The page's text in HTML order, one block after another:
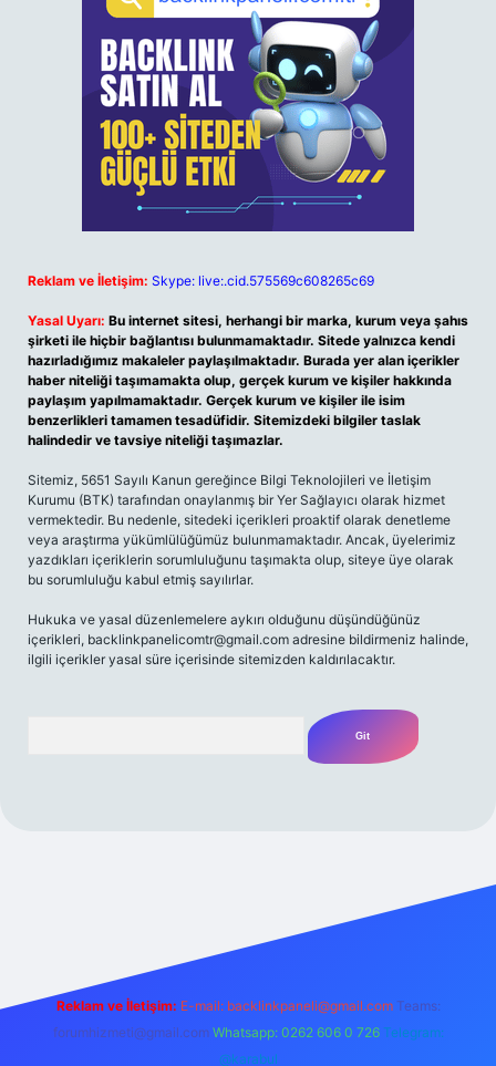
Reklam ve İletişim: Skype: live:.cid.575569c608265c69
Yasal Uyarı: Bu internet sitesi, herhangi bir marka, kurum veya şahıs
şirketi ile hiçbir bağlantısı bulunmamaktadır. Sitede yalnızca kendi
hazırladığımız makaleler paylaşılmaktadır. Burada yer alan içerikler
haber niteliği taşımamakta olup, gerçek kurum ve kişiler hakkında
paylaşım yapılmamaktadır. Gerçek kurum ve kişiler ile isim
benzerlikleri tamamen tesadüfidir. Sitemizdeki bilgiler taslak
halindedir ve tavsiye niteliği taşımazlar.
Sitemiz, 5651 Sayılı Kanun gereğince Bilgi Teknolojileri ve İletişim
Kurumu (BTK) tarafından onaylanmış bir Yer Sağlayıcı olarak hizmet
vermektedir. Bu nedenle, sitedeki içerikleri proaktif olarak denetleme
veya araştırma yükümlülüğümüz bulunmamaktadır. Ancak, üyelerimiz
yazdıkları içeriklerin sorumluluğunu taşımakta olup, siteye üye olarak
bu sorumluluğu kabul etmiş sayılırlar.
Hukuka ve yasal düzenlemelere aykırı olduğunu düşündüğünüz
içerikleri, backlinkpanelicomtr@gmail.com adresine bildirmeniz halinde,
ilgili içerikler yasal süre içerisinde sitemizden kaldırılacaktır.
Reklam ve İletişim: E-mail: backlinkpaneli@gmail.com Teams:
forumhizmeti@gmail.com Whatsapp: 0262 606 0 726 Telegram:
@karabul